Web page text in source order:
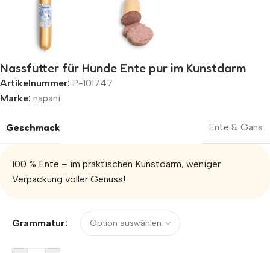
Nassfutter für Hunde Ente pur im Kunstdarm
Artikelnummer: P-101747
Marke: napani
Geschmack Ente & Gans
100 % Ente – im praktischen Kunstdarm, weniger
Verpackung voller Genuss!
Grammatur
Alternative: